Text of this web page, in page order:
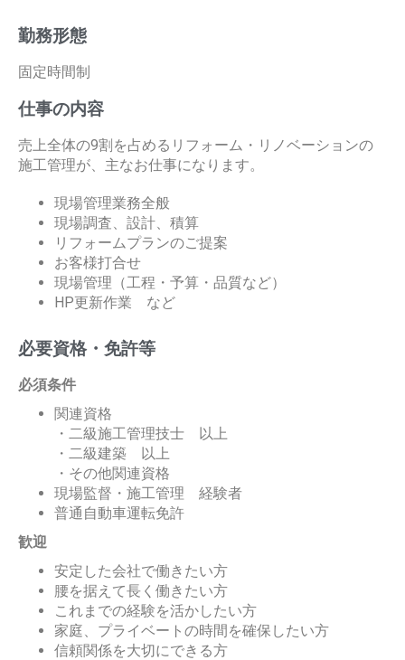
勤務形態
固定時間制
仕事の内容
売上全体の9割を占めるリフォーム・リノベーションの
施工管理が、主なお仕事になります。
現場管理業務全般
現場調査、設計、積算
リフォームプランのご提案
お客様打合せ
現場管理（工程・予算・品質など）
HP更新作業 など
必要資格・免許等
必須条件
関連資格
・二級施工管理技士 以上
・二級建築 以上
・その他関連資格
現場監督・施工管理 経験者
普通自動車運転免許
歓迎
安定した会社で働きたい方
腰を据えて長く働きたい方
これまでの経験を活かしたい方
家庭、プライベートの時間を確保したい方
信頼関係を大切にできる方